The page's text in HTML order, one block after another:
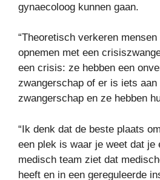
gynaecoloog kunnen gaan.
“Theoretisch verkeren
opnemen met een
een crisis: ze hebben een
zwangerschap of er is iets aan
zwangerschap en ze hebben
“Ik denk dat de beste plaats
een plek is waar je weet dat je
medisch team ziet dat
heeft en in een gereguleerde